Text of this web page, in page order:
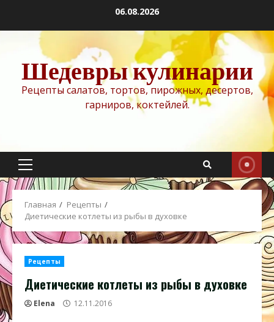
содержимому
06.08.2026
Шедевры кулинарии
Рецепты салатов, тортов, пирожных, десертов,
гарниров, коктейлей.
Основное
меню
Главная
Рецепты
Диетические котлеты из рыбы в духовке
Рецепты
Диетические котлеты из рыбы в духовке
Elena 12.11.2016